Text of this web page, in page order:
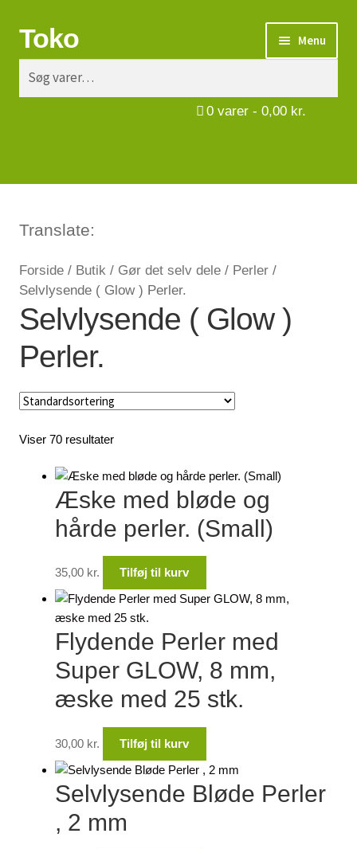
Spring
til
navigation
Spring
til
indhold
Toko Menu
Turbåde
Vilkår
Kontakt
Glemt adgangskode
efter:
Søg
0varer - 0,00 kr.
Translate:
Forside / Butik / Gør det selv dele / Perler /
Selvlysende ( Glow ) Perler.
Selvlysende ( Glow )
Perler.
Viser 70 resultater
Æske med bløde og
hårde perler. (Small)
35,00 kr. Tilføj til kurv
Flydende Perler med
Super GLOW, 8 mm,
æske med 25 stk.
30,00 kr. Tilføj til kurv
Selvlysende Bløde Perler
, 2 mm